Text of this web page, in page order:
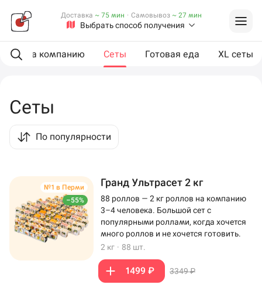
Выбрать способ получения
Доставка ~ 75 мин · Самовывоз ~ 27 мин
На компанию Сеты Готовая еда XL сеты
Сеты
По популярности
–55%
№1 в Перми Гранд Ультрасет 2 кг
88 роллов — 2 кг роллов на компанию
3–4 человека. Большой сет с
популярными роллами, когда хочется
много роллов и не хочется готовить.
2 кг · 88 шт.
1499 ₽ 3349 ₽